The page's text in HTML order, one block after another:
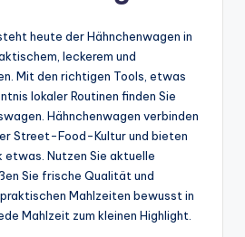
heute der Hähnchenwagen in
leckerem und
Mit den richtigen Tools, etwas
lokaler Routinen finden Sie
Hähnchenwagen verbinden
Street-Food-Kultur und bieten
etwas. Nutzen Sie aktuelle
Sie frische Qualität und
Mahlzeiten bewusst in
Mahlzeit zum kleinen Highlight.